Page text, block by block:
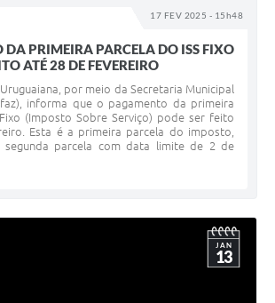
de Privacidade
17 FEV 2025 - 15h48
DA PRIMEIRA PARCELA DO ISS FIXO
ATÉ 28 DE FEVEREIRO
por meio da Secretaria Municipal
informa que o pagamento da primeira
(Imposto Sobre Serviço) pode ser feito
Esta é a primeira parcela do imposto,
parcela com data limite de 2 de
JAN
13